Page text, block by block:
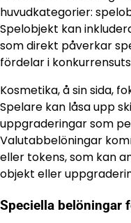
huvudkategorier:
Spelobjekt kan
som direkt påverkar
fördelar i
Kosmetika, å sin sida,
Spelare kan låsa upp
uppgraderingar som
Valutabbelöningar
eller tokens, som kan
objekt eller
Speciella belöningar